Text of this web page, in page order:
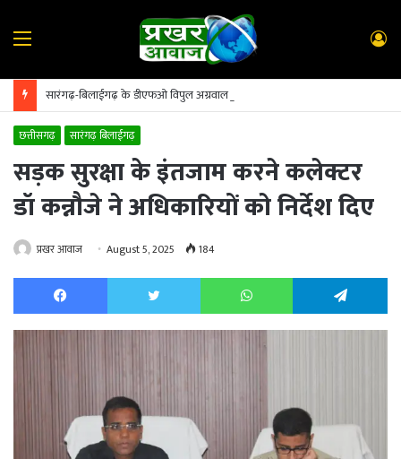
Menu
छत्तीसगढ़ सारंगढ़ बिलाईगढ़
सड़क सुरक्षा के इंतजाम करने कलेक्टर
डॉ कन्नौजे ने अधिकारियों को निर्देश दिए
प्रखर आवाज August 5, 2025 184
Facebook Twitter WhatsApp